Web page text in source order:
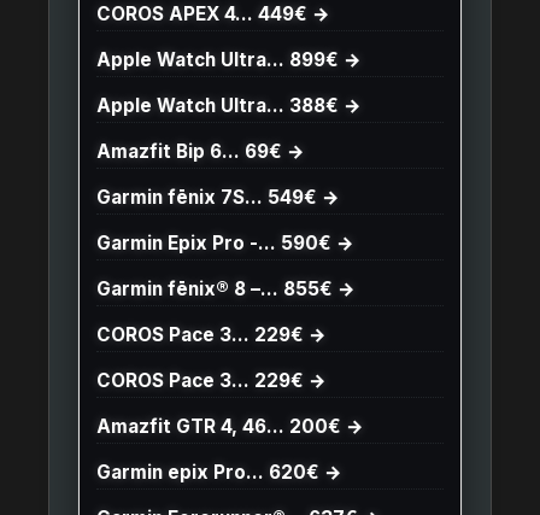
COROS APEX 4… 449€ →
Apple Watch Ultra… 899€ →
Apple Watch Ultra… 388€ →
Amazfit Bip 6… 69€ →
Garmin fēnix 7S… 549€ →
Garmin Epix Pro -… 590€ →
Garmin fēnix® 8 –… 855€ →
COROS Pace 3… 229€ →
COROS Pace 3… 229€ →
Amazfit GTR 4, 46… 200€ →
Garmin epix Pro… 620€ →